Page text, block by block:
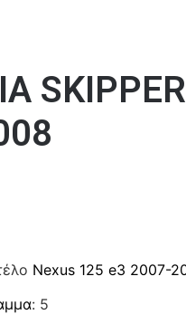
Nexus 125 e3 2007-
: 5